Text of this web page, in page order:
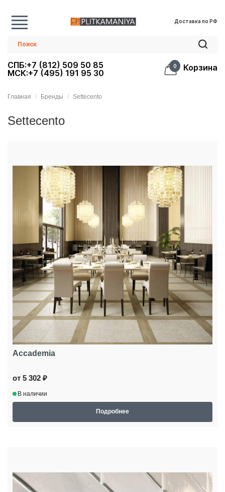
Доставка по РФ
СПБ:+7 (812) 509 50 85
МСК:+7 (495) 191 95 30
0 Корзина
Главная Бренды Settecento
Settecento
Accademia
от 5 302 ₽
В наличии
Подробнее